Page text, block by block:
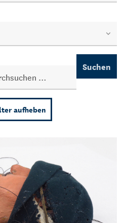
Suchen
aufheben